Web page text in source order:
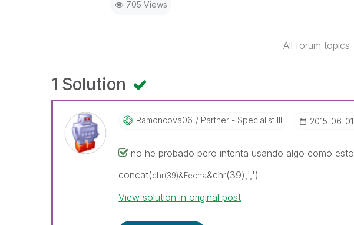
705 Views
All forum topics
1 Solution
Ramoncova06 Partner - Specialist III ‎2015-06-01
no he probado pero intenta usando algo como esto
concat(chr(39)&Fecha&chr(39),',')
View solution in original post